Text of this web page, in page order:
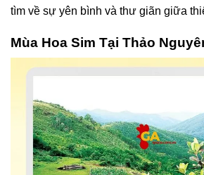
tìm về sự yên bình và thư giãn giữa
Mùa Hoa Sim Tại Thảo